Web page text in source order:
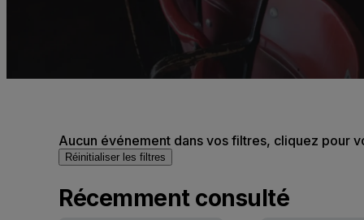
Aucun événement dans vos filtres, cliquez pour
Réinitialiser les filtres
Récemment consulté